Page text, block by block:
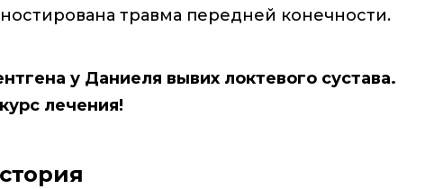
травма передней конечности.
у Даниеля вывих локтевого сустава.
лечения!